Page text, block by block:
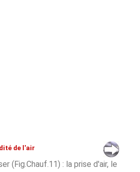
de l'air
(Fig.Chauf.11) : la prise d'air, le